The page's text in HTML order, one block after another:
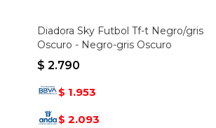
Diadora Sky Futbol Tf-t Negro/gris
Oscuro - Negro-gris Oscuro
$ 2.790
$ 1.953
$ 2.093